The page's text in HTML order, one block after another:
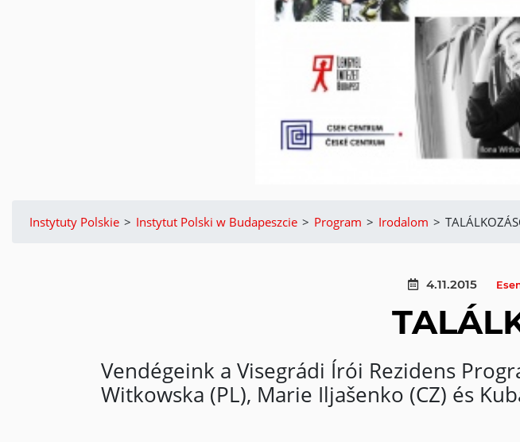
Instytuty Polskie > Instytut Polski w Budapeszcie > Program > Irodalom >
4.11.2015
Vendégeink a Visegrádi Írói Rezidens
Witkowska (PL), Marie Iljašenko (CZ) és